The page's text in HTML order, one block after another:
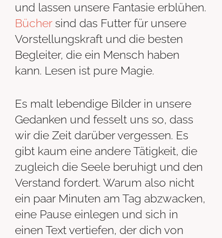
und lassen unsere Fantasie erblühen.
Büchersind das Futter für unsere
Vorstellungskraft und die besten
Begleiter, die ein Mensch haben
kann. Lesen ist pure Magie.
Es malt lebendige Bilder in unsere
Gedanken und fesselt uns so, dass
wir die Zeit darüber vergessen. Es
gibt kaum eine andere Tätigkeit, die
zugleich die Seele beruhigt und den
Verstand fordert. Warum also nicht
ein paar Minuten am Tag abzwacken,
eine Pause einlegen und sich in
einen Text vertiefen, der dich von